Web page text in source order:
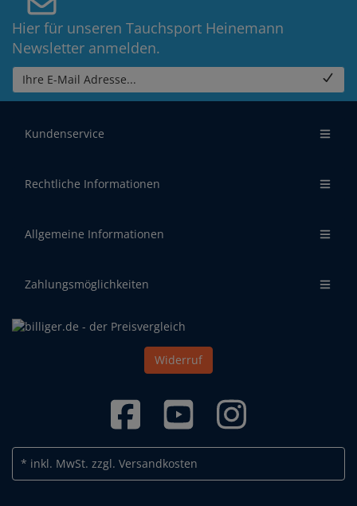
Hier für unseren Tauchsport Heinemann
Newsletter anmelden.
Ihre E-Mail Adresse...
Kundenservice
Rechtliche Informationen
Allgemeine Informationen
Zahlungsmöglichkeiten
Widerruf
* inkl. MwSt. zzgl. Versandkosten